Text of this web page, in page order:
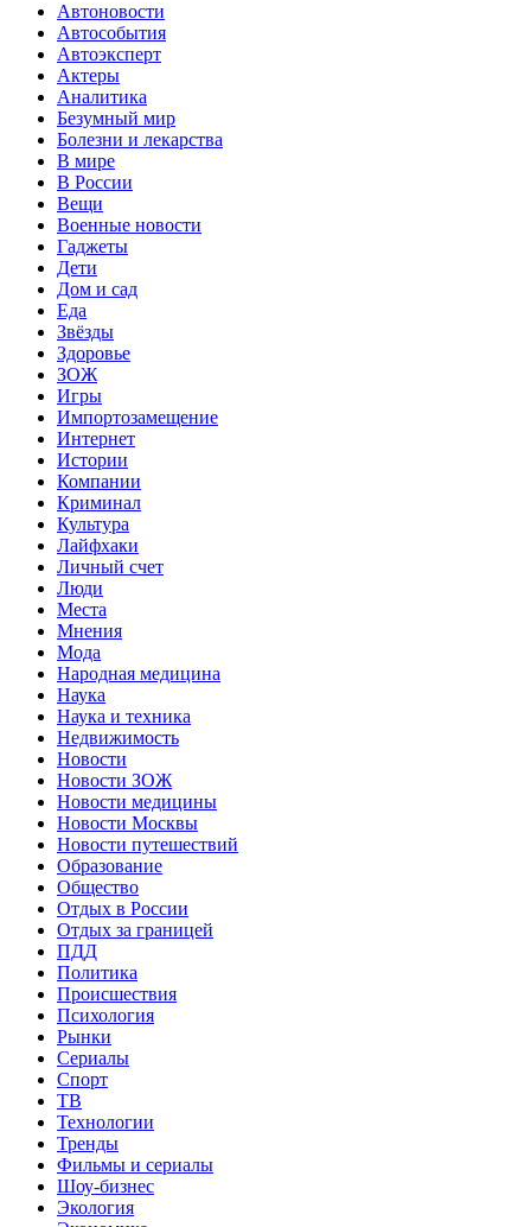
Автоновости
Автособытия
Автоэксперт
Актеры
Аналитика
Безумный мир
Болезни и лекарства
В мире
В России
Вещи
Военные новости
Гаджеты
Дети
Дом и сад
Еда
Звёзды
Здоровье
ЗОЖ
Игры
Импортозамещение
Интернет
Истории
Компании
Криминал
Культура
Лайфхаки
Личный счет
Люди
Места
Мнения
Мода
Народная медицина
Наука
Наука и техника
Недвижимость
Новости
Новости ЗОЖ
Новости медицины
Новости Москвы
Новости путешествий
Образование
Общество
Отдых в России
Отдых за границей
ПДД
Политика
Происшествия
Психология
Рынки
Сериалы
Спорт
ТВ
Технологии
Тренды
Фильмы и сериалы
Шоу-бизнес
Экология